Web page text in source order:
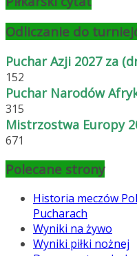
Odliczanie do
Puchar Azji 2027 za
152
Puchar Narodów
315
Mistrzostwa Europy
671
Polecane strony
Historia meczów
Pucharach
Wyniki na żywo
Wyniki piłki nożnej